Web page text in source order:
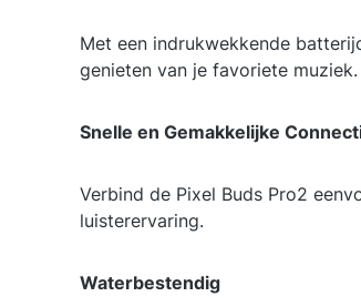
Met een indrukwekkende
genieten van je favoriete muziek.
Snelle en Gemakkelijke
Verbind de Pixel Buds Pro2
luisterervaring.
Waterbestendig